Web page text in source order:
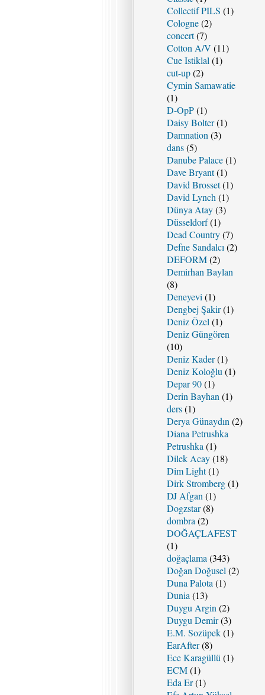
Collectif PILS (1)
Cologne(2)
concert(7)
Cotton A/V (11)
Cue Istiklal (1)
cut-up(2)
Cymin Samawatie
(1)
D-OpP(1)
Daisy Bolter(1)
Damnation (3)
dans(5)
Danube Palace(1)
Dave Bryant(1)
David Brosset(1)
David Lynch (1)
Dünya Atay(3)
Düsseldorf(1)
Dead Country(7)
Defne Sandalcı (2)
DEFORM(2)
Demirhan Baylan
(8)
Deneyevi (1)
Dengbej Şakir(1)
Deniz Özel (1)
Deniz Güngören
(10)
Deniz Kader(1)
Deniz Koloğlu (1)
Depar 90(1)
Derin Bayhan (1)
ders(1)
Derya Günaydın (2)
Diana Petrushka
Petrushka (1)
Dilek Acay(18)
Dim Light(1)
Dirk Stromberg(1)
DJ Afgan (1)
Dogzstar(8)
dombra (2)
DOĞAÇLAFEST
(1)
doğaçlama (343)
Doğan Doğusel (2)
Duna Palota (1)
Dunia (13)
Duygu Argin (2)
Duygu Demir(3)
E.M. Sozüpek(1)
EarAfter(8)
Ece Karagüllü (1)
ECM(1)
Eda Er(1)